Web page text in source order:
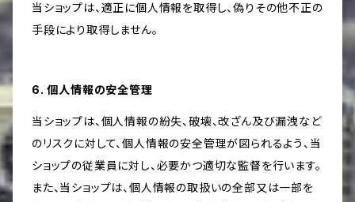
当ショップは、適正に個人情報を取得し、偽りその他不正の
手段により取得しません。
6. 個人情報の安全管理
当ショップは、個人情報の紛失、破壊、改ざん及び漏洩など
のリスクに対して、個人情報の安全管理が図られるよう、当
ショップの従業員に対し、必要かつ適切な監督を行います。
また、当ショップは、個人情報の取扱いの全部又は一部を